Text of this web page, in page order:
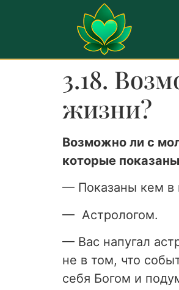
3.18.
жизни?
Возможно ли с
которые
— Показаны кем в
— Астрологом.
— Вас напугал
не в том, что
себя Богом и